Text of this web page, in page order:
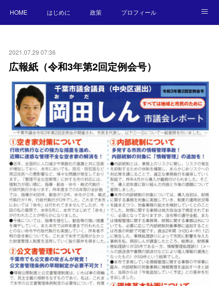
HOME はじめに 政策 プロフィール
2021.07.29 07:36
広報紙（令和3年第2回定例会号）